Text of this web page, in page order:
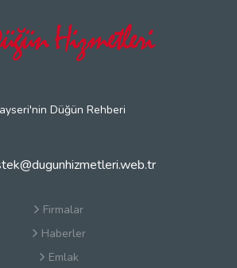
Düğün Rehberi
Firmalar
Haberler
Emlak